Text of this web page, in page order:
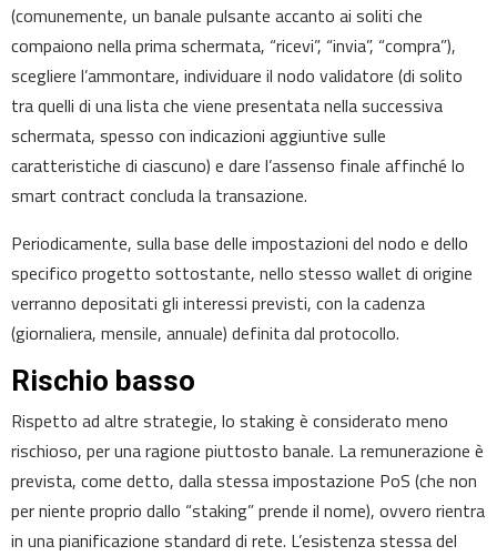
(comunemente, un banale pulsante accanto ai soliti che
compaiono nella prima schermata, “ricevi”, “invia”, “compra”),
scegliere l’ammontare, individuare il nodo validatore (di solito
tra quelli di una lista che viene presentata nella successiva
schermata, spesso con indicazioni aggiuntive sulle
caratteristiche di ciascuno) e dare l’assenso finale affinché lo
smart contract concluda la transazione.
Periodicamente, sulla base delle impostazioni del nodo e dello
specifico progetto sottostante, nello stesso wallet di origine
verranno depositati gli interessi previsti, con la cadenza
(giornaliera, mensile, annuale) definita dal protocollo.
Rischio basso
Rispetto ad altre strategie, lo staking è considerato meno
rischioso, per una ragione piuttosto banale. La remunerazione è
prevista, come detto, dalla stessa impostazione PoS (che non
per niente proprio dallo “staking” prende il nome), ovvero rientra
in una pianificazione standard di rete. L’esistenza stessa del